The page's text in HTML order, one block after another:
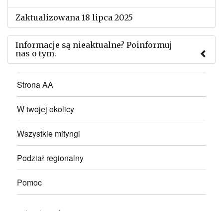
Zaktualizowana 18 lipca 2025
Informacje są nieaktualne? Poinformuj
nas o tym.
Użyj tego formularza aby przesłać informację o
zmianach w powyższym mityngu.
Strona AA
W twojej okolicy
Wszystkie mityngi
Podział regionalny
Pomoc